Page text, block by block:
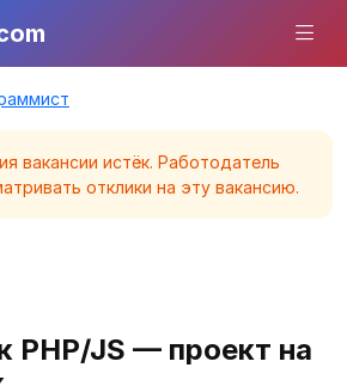
вакансии истёк. Работодатель
отклики на эту вакансию.
PHP/JS — проект на